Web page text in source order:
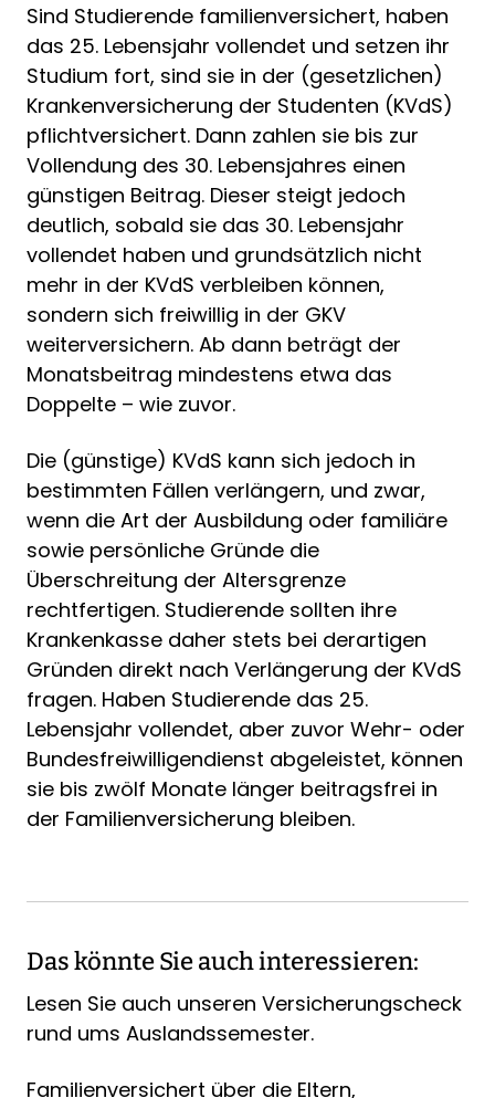
Sind Studierende familienversichert, haben
das 25. Lebensjahr vollendet und setzen ihr
Studium fort, sind sie in der (gesetzlichen)
Krankenversicherung der Studenten (KVdS)
pflichtversichert. Dann zahlen sie bis zur
Vollendung des 30. Lebensjahres einen
günstigen Beitrag. Dieser steigt jedoch
deutlich, sobald sie das 30. Lebensjahr
vollendet haben und grundsätzlich nicht
mehr in der KVdS verbleiben können,
sondern sich freiwillig in der GKV
weiterversichern. Ab dann beträgt der
Monatsbeitrag mindestens etwa das
Doppelte – wie zuvor.
Die (günstige) KVdS kann sich jedoch in
bestimmten Fällen verlängern, und zwar,
wenn die Art der Ausbildung oder familiäre
sowie persönliche Gründe die
Überschreitung der Altersgrenze
rechtfertigen. Studierende sollten ihre
Krankenkasse daher stets bei derartigen
Gründen direkt nach Verlängerung der KVdS
fragen. Haben Studierende das 25.
Lebensjahr vollendet, aber zuvor Wehr- oder
Bundesfreiwilligendienst abgeleistet, können
sie bis zwölf Monate länger beitragsfrei in
der Familienversicherung bleiben.
Das könnte Sie auch interessieren:
Lesen Sie auch unseren Versicherungscheck
rund ums Auslandssemester.
Familienversichert über die Eltern,